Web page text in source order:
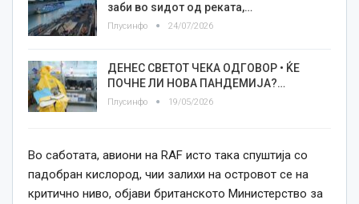
заби во ѕидот од реката,…
Плусинфо 24/07/2026
ДЕНЕС СВЕТОТ ЧЕКА ОДГОВОР • ЌЕ
ПОЧНЕ ЛИ НОВА ПАНДЕМИЈА?…
Плусинфо 19/05/2026
Во саботата, авиони на RAF исто така спуштија со
падобран кислород, чии залихи на островот се на
критично ниво, објави британското Министерство за